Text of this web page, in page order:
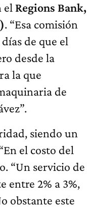
el Regions Bank,
. “Esa comisión
de que el
desde la
la que
de
siendo un
el costo del
“Un servicio de
entre 2% a 3%,
obstante este